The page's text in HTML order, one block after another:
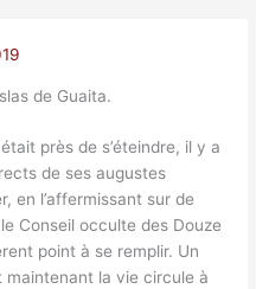
de Guaita.
était près de s’éteindre, il y a
de ses augustes
en l’affermissant sur de
Conseil occulte des Douze
point à se remplir. Un
la vie circule à